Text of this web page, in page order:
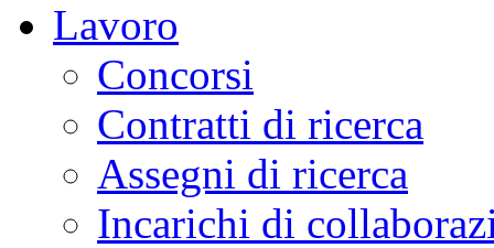
Lavoro
Concorsi
Contratti di ricerca
Assegni di ricerca
Incarichi di